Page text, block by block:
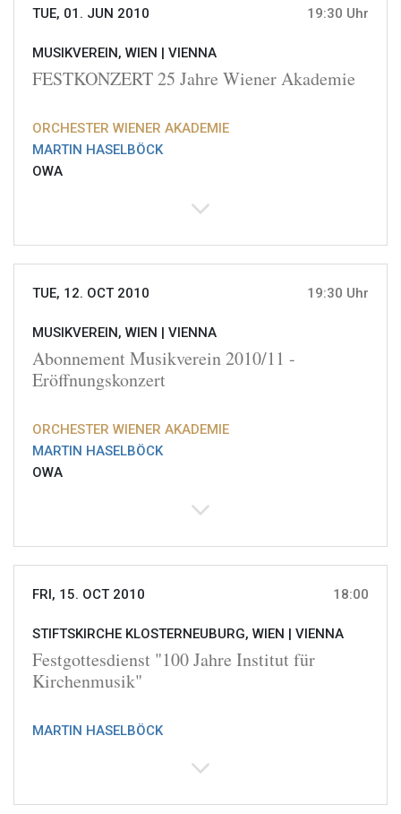
TUE, 01. JUN 2010 19:30 Uhr
MUSIKVEREIN, WIEN | VIENNA
FESTKONZERT 25 Jahre Wiener Akademie
ORCHESTER WIENER AKADEMIE
MARTIN HASELBÖCK
OWA
TUE, 12. OCT 2010 19:30 Uhr
MUSIKVEREIN, WIEN | VIENNA
Abonnement Musikverein 2010/11 -
Eröffnungskonzert
ORCHESTER WIENER AKADEMIE
MARTIN HASELBÖCK
OWA
FRI, 15. OCT 2010 18:00
STIFTSKIRCHE KLOSTERNEUBURG, WIEN | VIENNA
Festgottesdienst "100 Jahre Institut für
Kirchenmusik"
MARTIN HASELBÖCK